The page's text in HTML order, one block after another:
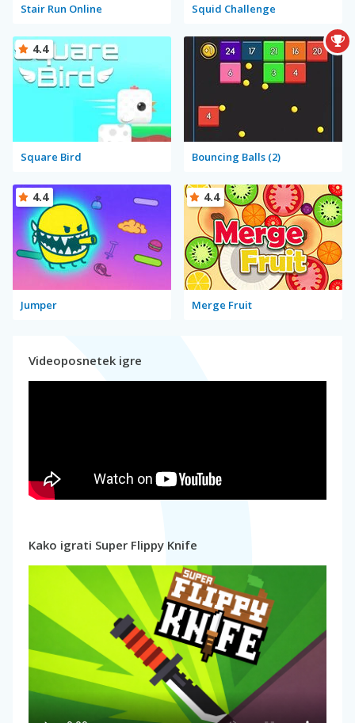
Stair Run Online Squid Challenge
Square Bird
4.4
Bouncing Balls (2)
Jumper
4.4
Merge Fruit
4.4
Videoposnetek igre
Kako igrati Super Flippy Knife